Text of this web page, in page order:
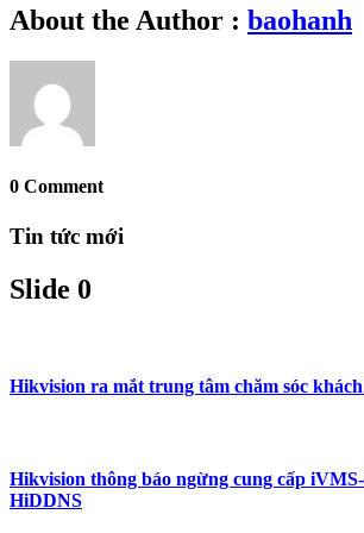
About the Author : baohanh
0 Comment
Tin tức mới
Slide 0
Hikvision ra mắt trung tâm chăm sóc
Hikvision thông báo ngừng cung cấp
HiDDNS